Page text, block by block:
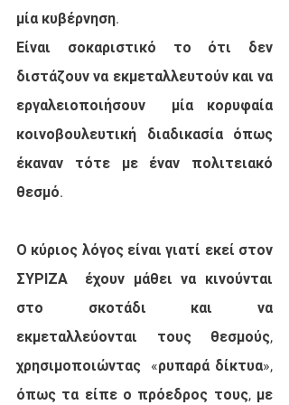
μία κυβέρνηση.
Είναι σοκαριστικό το ότι δεν
διστάζουν να εκμεταλλευτούν και να
εργαλειοποιήσουν  μία κορυφαία
κοινοβουλευτική διαδικασία όπως
έκαναν τότε με έναν πολιτειακό
θεσμό.
Ο κύριος λόγος είναι γιατί εκεί στον
ΣΥΡΙΖΑ  έχουν μάθει να κινούνται
στο σκοτάδι και να
εκμεταλλεύονται τους θεσμούς,
χρησιμοποιώντας  «ρυπαρά δίκτυα»,
όπως τα είπε ο πρόεδρος τους, με